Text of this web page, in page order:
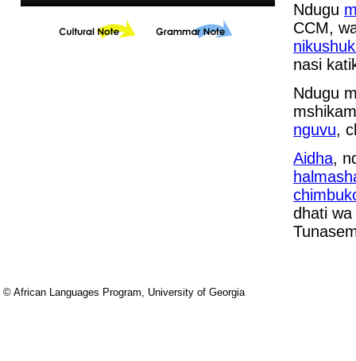
Ndugu
CCM,
nasi
Ndugu
nguvu,
Aidha,
dhati
© African Languages Program, University of Georgia